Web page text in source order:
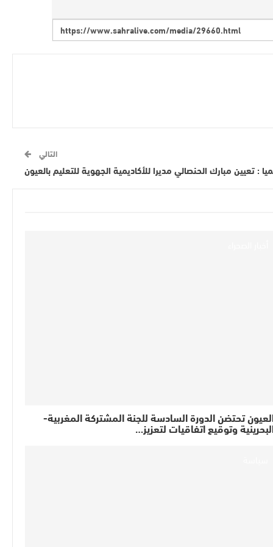
التالي
: تعيين مبارك الحنصالي مديرا للأكاديمية الجهوية للتعليم بالعيون
تحتضن الدورة السادسة للجنة المشتركة المغربية-
وتوقيع اتفاقيات لتعزيز…